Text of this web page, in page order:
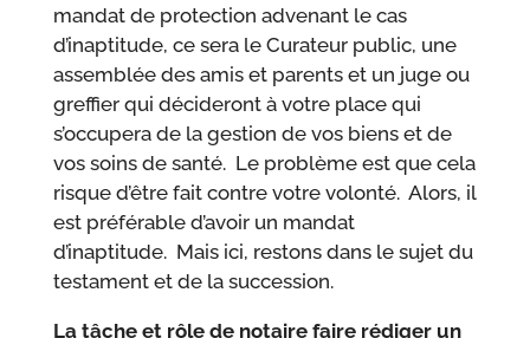
mandat de protection advenant le cas
d’inaptitude, ce sera le Curateur public, une
assemblée des amis et parents et un juge ou
greffier qui décideront à votre place qui
s’occupera de la gestion de vos biens et de
vos soins de santé. Le problème est que cela
risque d’être fait contre votre volonté. Alors, il
est préférable d’avoir un mandat
d’inaptitude. Mais ici, restons dans le sujet du
testament et de la succession.
La tâche et rôle de notaire faire rédiger un